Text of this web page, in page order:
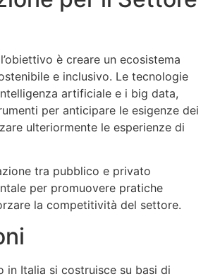
è creare un ecosistema
e inclusivo. Le tecnologie
artificiale e i big data,
per anticipare le esigenze dei
ulteriormente le esperienze di
tra pubblico e privato
per promuovere pratiche
la competitività del settore.
in Italia si costruisce su basi di